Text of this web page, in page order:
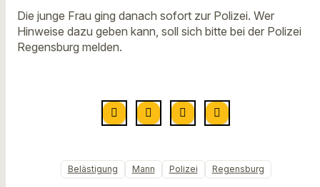
Die junge Frau ging danach sofort zur Polizei. Wer
Hinweise dazu geben kann, soll sich bitte bei der Polizei
Regensburg melden.
Belästigung Mann Polizei Regensburg